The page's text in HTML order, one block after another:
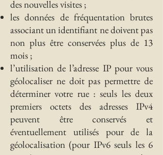
des nouvelles visites ;
les données de fréquentation brutes
associant un identifiant ne doivent pas
non plus être conservées plus de 13
mois ;
l’utilisation de l’adresse IP pour vous
géolocaliser ne doit pas permettre de
déterminer votre rue : seuls les deux
premiers octets des adresses IPv4
peuvent être conservés et
éventuellement utilisés pour de la
géolocalisation (pour IPv6 seuls les 6